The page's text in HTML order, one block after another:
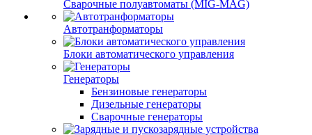
Сварочные полуавтоматы (MIG-MAG)
Автотранформаторы
Блоки автоматического управления
Генераторы
Бензиновые генераторы
Дизельные генераторы
Сварочные генераторы